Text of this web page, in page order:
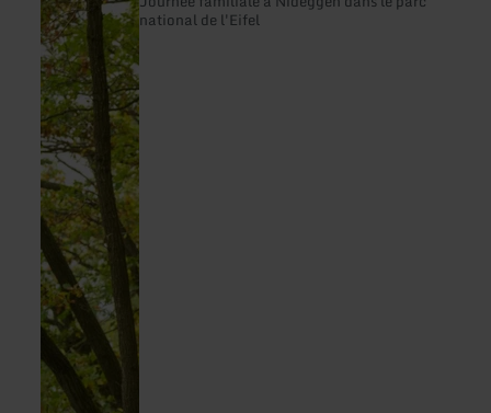
national de l'Eifel
Familientag
Nideggen
im
Nationalpark
Eifel